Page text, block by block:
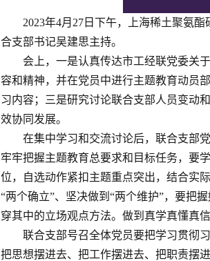
2023年4月27日下午，上海稀土聚氨
合支部书记吴建思主持。
会上，一是认真传达市工经联党委关
容和精神，并在党员中进行主题教育动员
习内容；三是研究讨论联合支部人员变动
效协同发展。
在集中学习和交流讨论后，联合支部
牢牢把握主题教育总要求和目标任务，要
位，自选动作紧扣主题重点突出，结合实
“两个确立”、坚决做到“两个维护”，要把
穿其中的立场观点方法。做到真学真懂真
联合支部号召全体党员要把学习贯彻
把思想摆进去、把工作摆进去、把职责摆